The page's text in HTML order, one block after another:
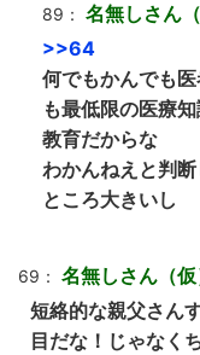
89： 名無しさん（
>>64
何でもかんでも
も最低限の医療
教育だからな
わかんねえと判
ところ大きいし
69： 名無しさん（仮
短絡的な親父さん
目だな！じゃなく